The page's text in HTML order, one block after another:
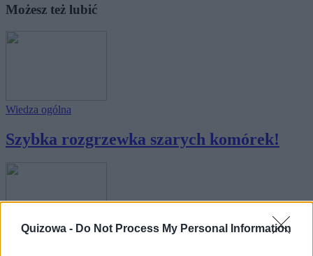
Quizowa - Do Not Process My Personal Information
Możesz też lubić
Wiedza ogólna
Szybka rozgrzewka szarych komórek!